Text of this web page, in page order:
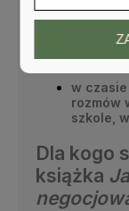
odnosić
w czasie
rozmów
szkole,
Dla kogo
książka